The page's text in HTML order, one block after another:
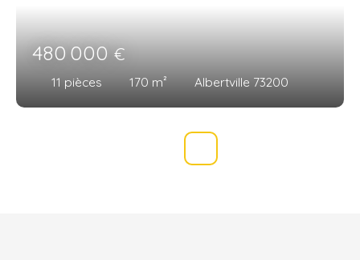
480 000€
11 pièces 170 m² Albertville 73200